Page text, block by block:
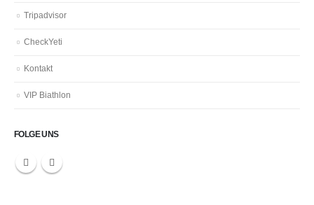
Tripadvisor
CheckYeti
Kontakt
VIP Biathlon
FOLGE UNS